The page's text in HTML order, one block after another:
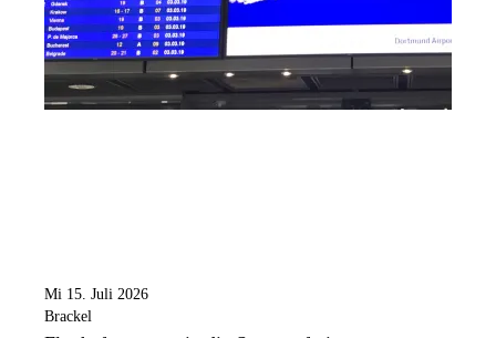
Mi 15. Juli 2026
Brackel